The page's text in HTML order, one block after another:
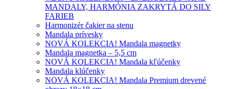
MANDALY, HARMÓNIA ZAKRYTÁ DO SILY
FARIEB
Harmonizér čakier na stenu
Mandala prívesky
NOVÁ KOLEKCIA! Mandala magnetky
Mandala magnetka – 5,5 cm
NOVÁ KOLEKCIA! Mandala kľúčenky
Mandala klúčenky
NOVÁ KOLEKCIA! Mandala Premium drevené